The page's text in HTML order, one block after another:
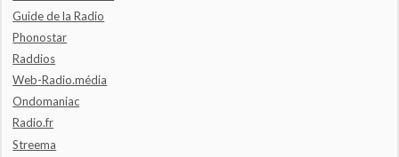
Guide de la Radio
Phonostar
Raddios
Web-Radio.média
Ondomaniac
Radio.fr
Streema